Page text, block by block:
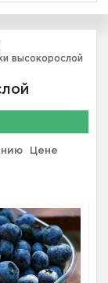
высокорослой
Цене